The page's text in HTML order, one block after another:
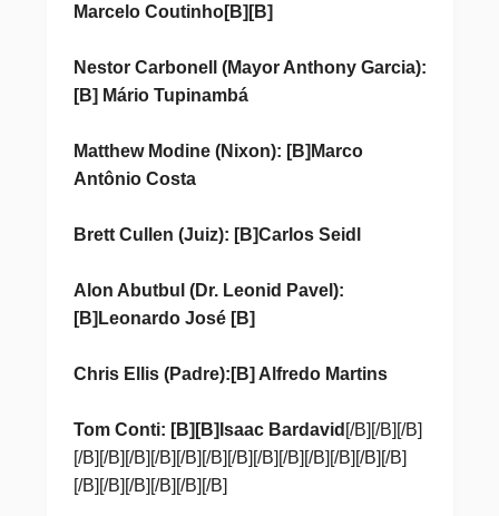
Marcelo Coutinho[B][B]
Nestor Carbonell (Mayor Anthony Garcia):
[B] Mário Tupinambá
Matthew Modine (Nixon): [B]Marco
Antônio Costa
Brett Cullen (Juiz): [B]Carlos Seidl
Alon Abutbul (Dr. Leonid Pavel):
[B]Leonardo José [B]
Chris Ellis (Padre):[B] Alfredo Martins
Tom Conti: [B][B]Isaac Bardavid [/B][/B][/B]
[/B][/B][/B][/B][/B][/B][/B][/B][/B][/B][/B][/B][/B]
[/B][/B][/B][/B][/B][/B]